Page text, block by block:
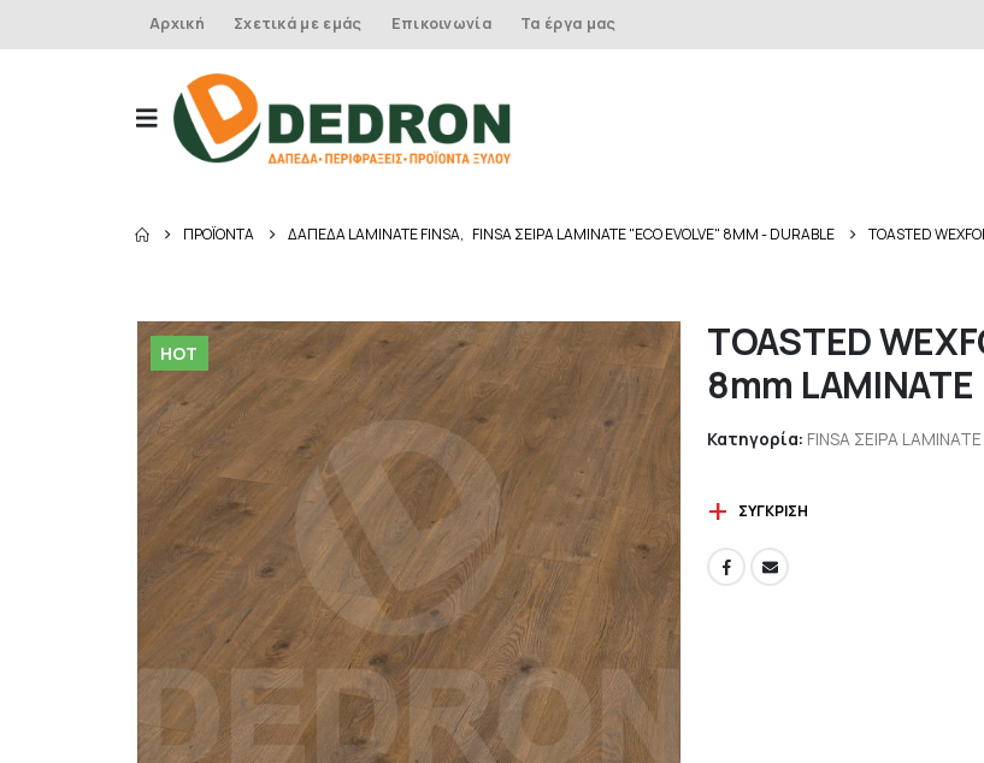
Αρχική Σχετικά με εμάς Επικοινωνία Τα έργα μας
ΠΡΟΪΌΝΤΑ ΔΑΠΕΔΑ LAMINATE FINSA, FINSA ΣΕΙΡΑ LAMINATE "ECO EVOLVE" 8MM - DURABLE TOASTED
HOT
TOASTED
8mm LAMINATE
Κατηγορία: FINSA ΣΕΙΡΑ
ΣΎΓΚΡΙΣΗ